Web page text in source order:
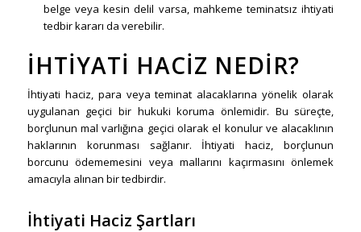
belge veya kesin delil varsa, mahkeme teminatsız ihtiyati
tedbir kararı da verebilir.
İHTIYATI HACIZ NEDIR?
İhtiyati haciz, para veya teminat alacaklarına yönelik olarak
uygulanan geçici bir hukuki koruma önlemidir. Bu süreçte,
borçlunun mal varlığına geçici olarak el konulur ve alacaklının
haklarının korunması sağlanır. İhtiyati haciz, borçlunun
borcunu ödememesini veya mallarını kaçırmasını önlemek
amacıyla alınan bir tedbirdir.
İhtiyati Haciz Şartları